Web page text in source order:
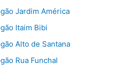
Jardim América
Itaim Bibi
Alto de Santana
Rua Funchal